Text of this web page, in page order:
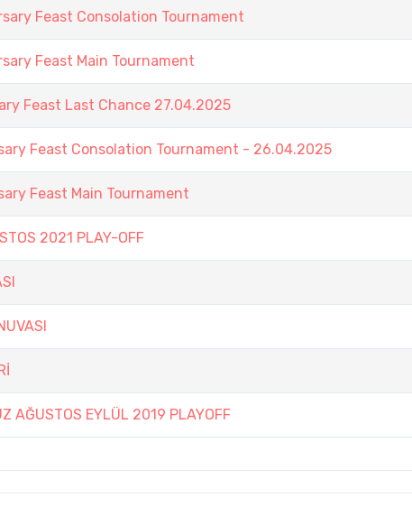
Feast Consolation Tournament
Feast Main Tournament
Feast Last Chance 27.04.2025
Feast Consolation Tournament - 26.04.2025
Feast Main Tournament
2021 PLAY-OFF
AĞUSTOS EYLÜL 2019 PLAYOFF